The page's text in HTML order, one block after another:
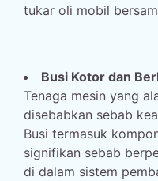
tukar oli mobil
Busi Kotor dan
Tenaga mesin yang
disebabkan sebab
Busi termasuk
signifikan sebab
di dalam sistem